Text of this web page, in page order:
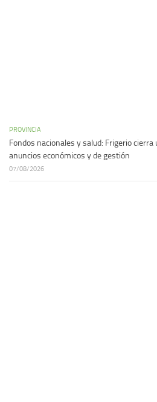
PROVINCIA
Fondos nacionales y salud: Frigerio cierra
anuncios económicos y de gestión
07/08/2026